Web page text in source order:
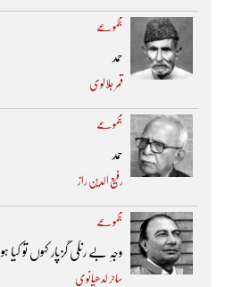
مجموعے
حمد
قمر جلالوی
مجموعے
حمد
رفیع الدین راز
مجموعے
وجہِ بے رنگی گزپار کہوں تو کیا ہو
ساحر لدھیانوی